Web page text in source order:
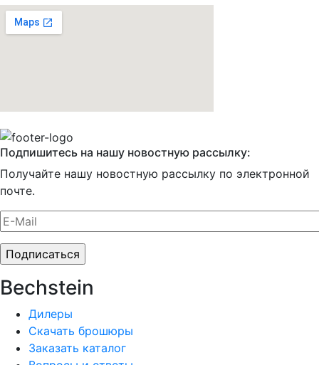
Подпишитесь на нашу новостную рассылку:
Получайте нашу новостную рассылку по электронной
почте.
Bechstein
Дилеры
Скачать брошюры
Заказать каталог